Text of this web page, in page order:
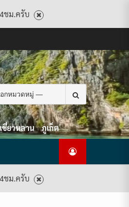
ชม.ครับ
USACCOUNT
POLICY
AND
CONDITIONS
แพ็คเกจ
ทัวร์
ทั้งหมด
ต้อนรับ
สู่
ไทย
ท็อป
ทัวร์
กับ
เรา
ทัวร์
ทั้งหมด
Search
for:
ชี่ยวหลาน ภูเก็ต
ชม.ครับ